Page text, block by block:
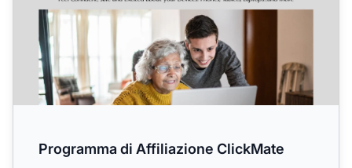
Programma di Affiliazione ClickMate